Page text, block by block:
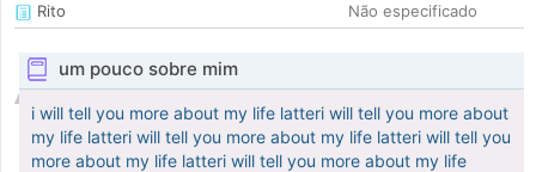
Rito
Não especificado
um pouco sobre mim
i will tell you more about my life latteri will tell you more about
my life latteri will tell you more about my life latteri will tell you
more about my life latteri will tell you more about my life